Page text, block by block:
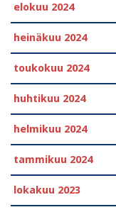
elokuu 2024
heinäkuu 2024
toukokuu 2024
huhtikuu 2024
helmikuu 2024
tammikuu 2024
lokakuu 2023